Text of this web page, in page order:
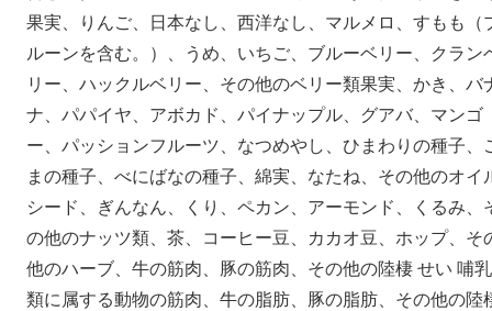
果実、りんご、日本なし、西洋なし、マルメロ、すもも（
ルーンを含む。）、うめ、いちご、ブルーベリー、クラン
リー、ハックルベリー、その他のベリー類果実、かき、バ
ナ、パパイヤ、アボカド、パイナップル、グアバ、マンゴ
ー、パッションフルーツ、なつめやし、ひまわりの種子、
まの種子、べにばなの種子、綿実、なたね、その他のオイ
シード、ぎんなん、くり、ペカン、アーモンド、くるみ、
の他のナッツ類、茶、コーヒー豆、カカオ豆、ホップ、そ
他のハーブ、牛の筋肉、豚の筋肉、その他の陸棲 せい 哺乳
類に属する動物の筋肉、牛の脂肪、豚の脂肪、その他の陸